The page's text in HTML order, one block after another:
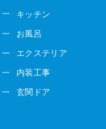
キッチン
お風呂
エクステリア
内装工事
玄関ドア